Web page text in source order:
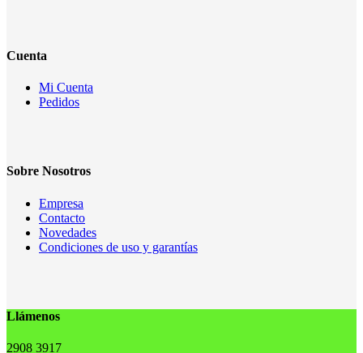
Cuenta
Mi Cuenta
Pedidos
Sobre Nosotros
Empresa
Contacto
Novedades
Condiciones de uso y garantías
Llámenos
2908 3917